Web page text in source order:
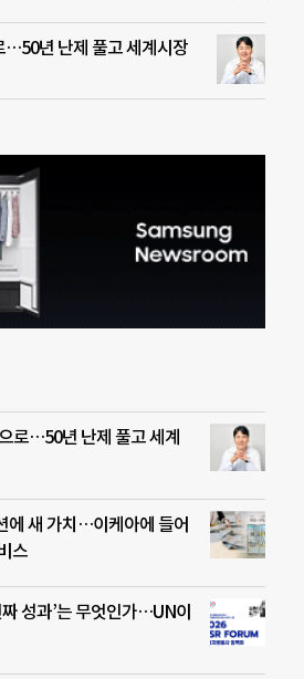
…50년 난제 풀고 세계시장
로…50년 난제 풀고 세계
에 새 가치…이케아에 들어
스
성과’는 무엇인가…UN이